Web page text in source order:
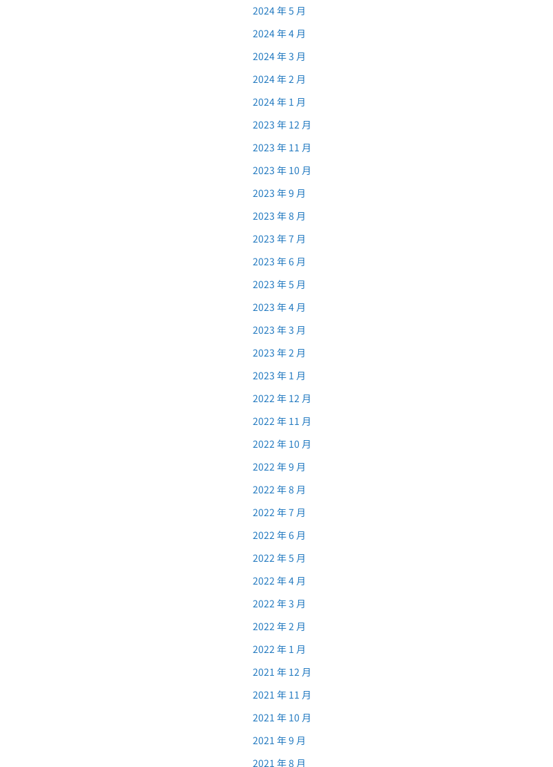
2024 年 5 月
2024 年 4 月
2024 年 3 月
2024 年 2 月
2024 年 1 月
2023 年 12 月
2023 年 11 月
2023 年 10 月
2023 年 9 月
2023 年 8 月
2023 年 7 月
2023 年 6 月
2023 年 5 月
2023 年 4 月
2023 年 3 月
2023 年 2 月
2023 年 1 月
2022 年 12 月
2022 年 11 月
2022 年 10 月
2022 年 9 月
2022 年 8 月
2022 年 7 月
2022 年 6 月
2022 年 5 月
2022 年 4 月
2022 年 3 月
2022 年 2 月
2022 年 1 月
2021 年 12 月
2021 年 11 月
2021 年 10 月
2021 年 9 月
2021 年 8 月